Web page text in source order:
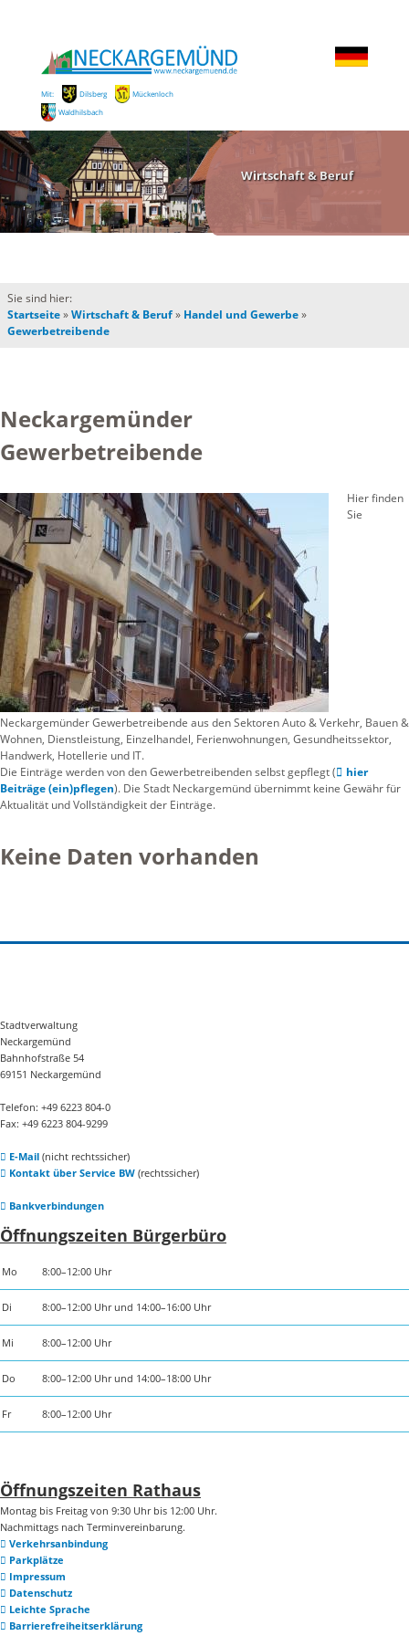
Mit: Dilsberg
Mückenloch
Waldhilsbach
Wirtschaft & Beruf
Sie sind hier:
Startseite»Wirtschaft & Beruf» Handel und Gewerbe»
Gewerbetreibende
Neckargemünder
Gewerbetreibende
Hier finden
Sie
Neckargemünder Gewerbetreibende aus den Sektoren Auto & Verkehr, Bauen &
Wohnen, Dienstleistung, Einzelhandel, Ferienwohnungen, Gesundheitssektor,
Handwerk, Hotellerie und IT.
Die Einträge werden von den Gewerbetreibenden selbst gepflegt (
hier
Beiträge (ein)pflegen). Die Stadt Neckargemünd übernimmt keine Gewähr für
Aktualität und Vollständigkeit der Einträge.
Keine Daten vorhanden
Stadtverwaltung
Neckargemünd
Bahnhofstraße 54
69151 Neckargemünd
Telefon: +49 6223 804-0
Fax: +49 6223 804-9299
E-Mail(nicht rechtssicher)
Kontakt über Service BW(rechtssicher)
Bankverbindungen
Öffnungszeiten Bürgerbüro
Mo 8:00–12:00 Uhr
Di 8:00–12:00 Uhr und 14:00–16:00 Uhr
Mi 8:00–12:00 Uhr
Do 8:00–12:00 Uhr und 14:00–18:00 Uhr
Fr 8:00–12:00 Uhr
Öffnungszeiten Rathaus
Montag bis Freitag von 9:30 Uhr bis 12:00 Uhr.
Nachmittags nach Terminvereinbarung.
Verkehrsanbindung
Parkplätze
Impressum
Datenschutz
Leichte Sprache
Barrierefreiheitserklärung